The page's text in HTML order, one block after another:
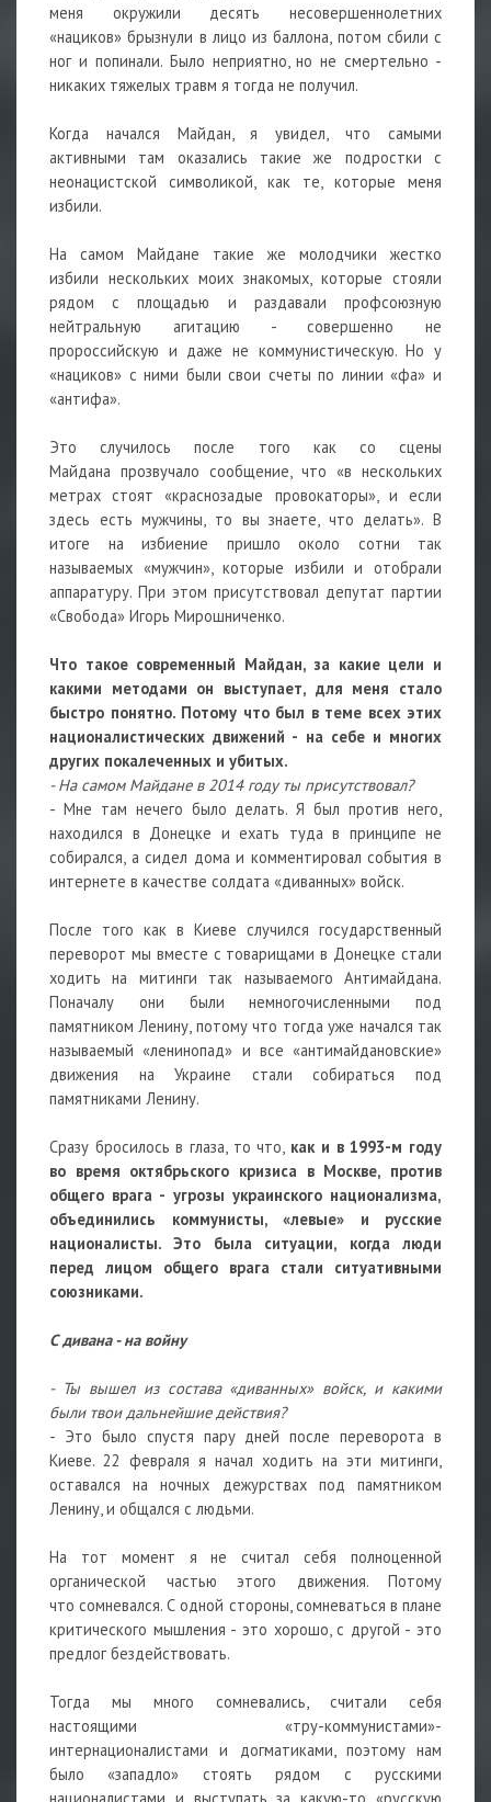
меня окружили десять несовершеннолетних
«нациков» брызнули в лицо из баллона, потом сбили с
ног и попинали. Было неприятно, но не смертельно -
никаких тяжелых травм я тогда не получил.
Когда начался Майдан, я увидел, что самыми
активными там оказались такие же подростки с
неонацистской символикой, как те, которые меня
избили.
На самом Майдане такие же молодчики жестко
избили нескольких моих знакомых, которые стояли
рядом с площадью и раздавали профсоюзную
нейтральную агитацию - совершенно не
пророссийскую и даже не коммунистическую. Но у
«нациков» с ними были свои счеты по линии «фа» и
«антифа».
Это случилось после того как со сцены
Майдана прозвучало сообщение, что «в нескольких
метрах стоят «краснозадые провокаторы», и если
здесь есть мужчины, то вы знаете, что делать». В
итоге на избиение пришло около сотни так
называемых «мужчин», которые избили и отобрали
аппаратуру. При этом присутствовал депутат партии
«Свобода» Игорь Мирошниченко.
Что такое современный Майдан, за какие цели и
какими методами он выступает, для меня стало
быстро понятно. Потому что был в теме всех этих
националистических движений - на себе и многих
других покалеченных и убитых.
- На самом Майдане в 2014 году ты присутствовал?
- Мне там нечего было делать. Я был против него,
находился в Донецке и ехать туда в принципе не
собирался, а сидел дома и комментировал события в
интернете в качестве солдата «диванных» войск.
После того как в Киеве случился государственный
переворот мы вместе с товарищами в Донецке стали
ходить на митинги так называемого Антимайдана.
Поначалу они были немногочисленными под
памятником Ленину, потому что тогда уже начался так
называемый «ленинопад» и все «антимайдановские»
движения на Украине стали собираться под
памятниками Ленину.
Сразу бросилось в глаза, то что, как и в 1993-м году
во время октябрьского кризиса в Москве, против
общего врага - угрозы украинского национализма,
объединились коммунисты, «левые» и русские
националисты. Это была ситуации, когда люди
перед лицом общего врага стали ситуативными
союзниками.
С дивана - на войну
- Ты вышел из состава «диванных» войск, и какими
были твои дальнейшие действия?
- Это было спустя пару дней после переворота в
Киеве. 22 февраля я начал ходить на эти митинги,
оставался на ночных дежурствах под памятником
Ленину, и общался с людьми.
На тот момент я не считал себя полноценной
органической частью этого движения. Потому
что сомневался. С одной стороны, сомневаться в плане
критического мышления - это хорошо, с другой - это
предлог бездействовать.
Тогда мы много сомневались, считали себя
настоящими «тру-коммунистами»-
интернационалистами и догматиками, поэтому нам
было «западло» стоять рядом с русскими